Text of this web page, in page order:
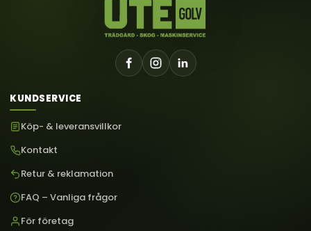
KUNDSERVICE
Köp- & leveransvillkor
Kontakt
Retur & reklamation
FAQ – Vanliga frågor
För företag